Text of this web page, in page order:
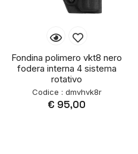
Fondina polimero vkt8 nero
fodera interna 4 sistema
rotativo
Codice : dmvhvk8r
€ 95,00